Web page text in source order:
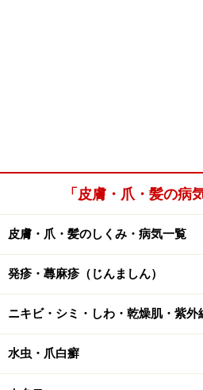
「皮膚・爪・髪の病
皮膚・爪・髪のしくみ・病気一覧
発疹・蕁麻疹（じんましん）
ニキビ・シミ・しわ・乾燥肌・紫外
水虫・爪白癬